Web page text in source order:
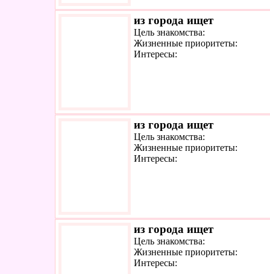
из города ищет
Цель знакомства:
Жизненные приоритеты:
Интересы:
из города ищет
Цель знакомства:
Жизненные приоритеты:
Интересы:
из города ищет
Цель знакомства:
Жизненные приоритеты:
Интересы: